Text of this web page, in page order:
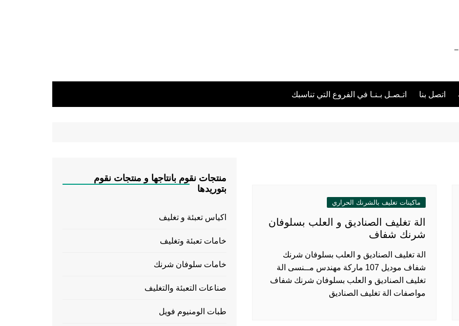
التغليف 01211116954 – 01211116955 – 01211116956 –
اتصل بنا اتـصـل بـنـا في الفروع التي تناسبك
ماكينات تغليف بالشرنك الحراري
الة تغليف الصناديق و العلب بسلوفان
شرنك شفاف
الة تغليف الصناديق و العلب بسلوفان شرنك
شفاف موديل 107 ماركة مهندس مــنسى الة
تغليف الصناديق و العلب بسلوفان شرنك شفاف
مواصفات الة تغليف الصناديق
منتجات نقوم بانتاجها و منتجات نقوم
بتوريدها
اكياس تعبئة و تغليف
خامات تعبئة وتغليف
خامات سلوفان شرنك
صناعات التعبئة والتغليف
طبات الومنيوم فويل